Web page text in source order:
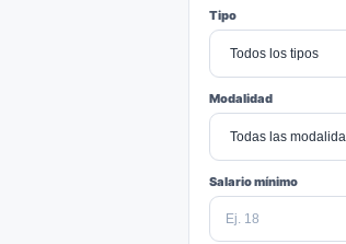
Tipo
Modalidad
Salario mínimo